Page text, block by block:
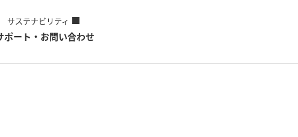
サステナビリティ
ポート・お問い合わせ